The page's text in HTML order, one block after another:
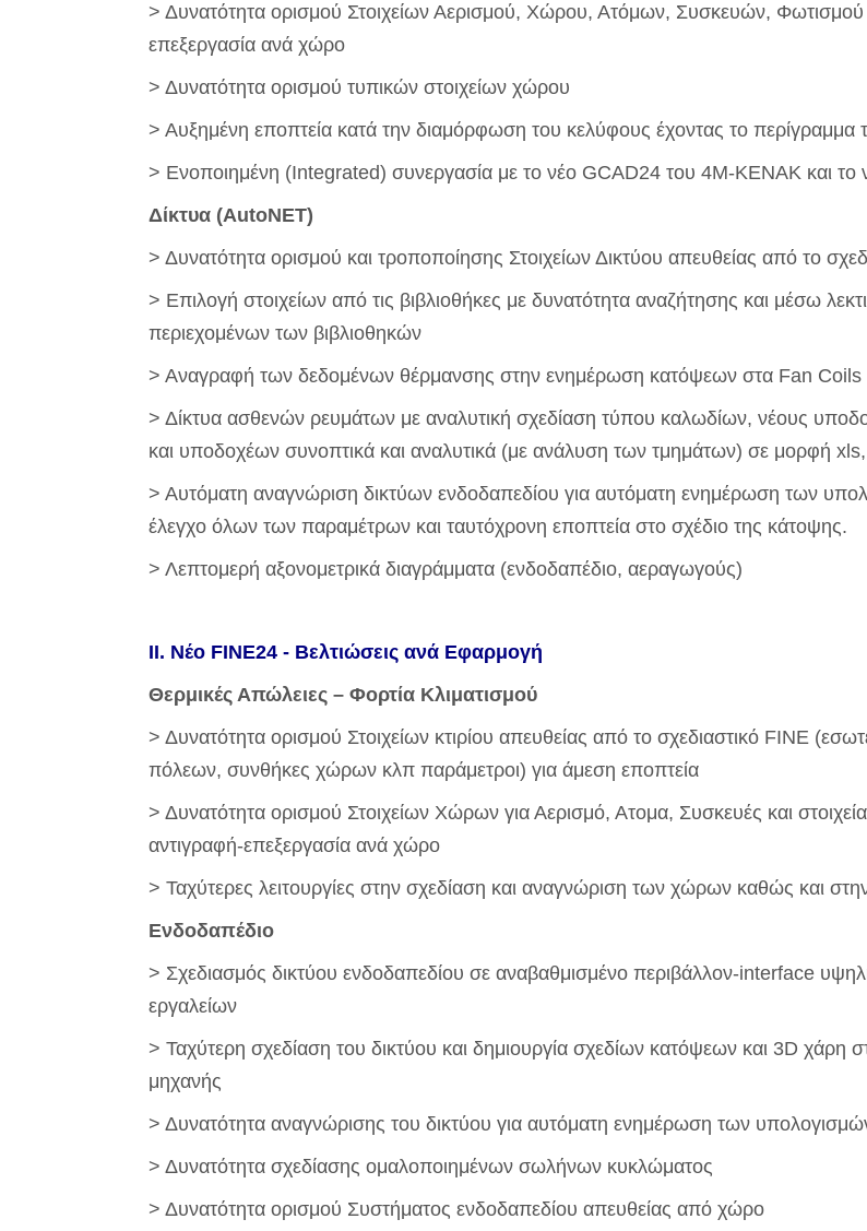
> Δυνατότητα ορισμού Στοιχείων Αερισμού, Χώρου, Ατόμων, Συσκευών, Φωτισμού
επεξεργασία ανά χώρο
> Δυνατότητα ορισμού τυπικών στοιχείων χώρου
> Αυξημένη εποπτεία κατά την διαμόρφωση του κελύφους έχοντας το περίγραμμα
> Ενοποιημένη (Integrated) συνεργασία με τo νέο GCAD24 του 4Μ-ΚΕΝΑΚ και το
Δίκτυα (AutoNET)
> Δυνατότητα ορισμού και τροποποίησης Στοιχείων Δικτύου απευθείας από το
> Επιλογή στοιχείων από τις βιβλιοθήκες με δυνατότητα αναζήτησης και μέσω
περιεχομένων των βιβλιοθηκών
> Αναγραφή των δεδομένων θέρμανσης στην ενημέρωση κατόψεων στα Fan Coils
> Δίκτυα ασθενών ρευμάτων με αναλυτική σχεδίαση τύπου καλωδίων, νέους
και υποδοχέων συνοπτικά και αναλυτικά (με ανάλυση των τμημάτων) σε μορφή
> Αυτόματη αναγνώριση δικτύων ενδοδαπεδίου για αυτόματη ενημέρωση των
έλεγχο όλων των παραμέτρων και ταυτόχρονη εποπτεία στο σχέδιο της κάτοψης.
> Λεπτομερή αξονομετρικά διαγράμματα (ενδοδαπέδιο, αεραγωγούς)
II. Νέο FINE24 - Βελτιώσεις ανά Εφαρμογή
Θερμικές Απώλειες – Φορτία Κλιματισμού
> Δυνατότητα ορισμού Στοιχείων κτιρίου απευθείας από το σχεδιαστικό FINE
πόλεων, συνθήκες χώρων κλπ παράμετροι) για άμεση εποπτεία
> Δυνατότητα ορισμού Στοιχείων Χώρων για Αερισμό, Ατομα, Συσκευές και
αντιγραφή-επεξεργασία ανά χώρο
> Ταχύτερες λειτουργίες στην σχεδίαση και αναγνώριση των χώρων καθώς και
Ενδοδαπέδιο
> Σχεδιασμός δικτύου ενδοδαπεδίου σε αναβαθμισμένο περιβάλλον-interface
εργαλείων
> Ταχύτερη σχεδίαση του δικτύου και δημιουργία σχεδίων κατόψεων και 3D
μηχανής
> Δυνατότητα αναγνώρισης του δικτύου για αυτόματη ενημέρωση των
> Δυνατότητα σχεδίασης ομαλοποιημένων σωλήνων κυκλώματος
> Δυνατότητα ορισμού Συστήματος ενδοδαπεδίου απευθείας από χώρο